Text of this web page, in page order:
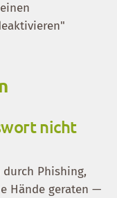
nicht
durch Phishing,
Hände geraten —